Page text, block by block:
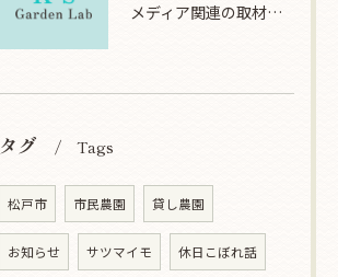
メディア関連の取材について
タグ Tags
松戸市 市民農園 貸し農園
お知らせ サツマイモ 休日こぼれ話